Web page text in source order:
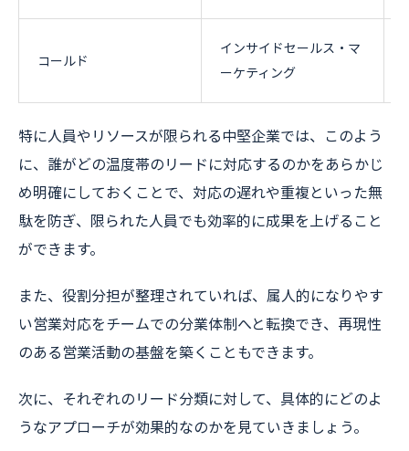
コールド
インサイドセールス・マ
ーケティング
特に人員やリソースが限られる中堅企業では、このよう
に、誰がどの温度帯のリードに対応するのかをあらかじ
め明確にしておくことで、対応の遅れや重複といった無
駄を防ぎ、限られた人員でも効率的に成果を上げること
ができます。
また、役割分担が整理されていれば、属人的になりやす
い営業対応をチームでの分業体制へと転換でき、再現性
のある営業活動の基盤を築くこともできます。
次に、それぞれのリード分類に対して、具体的にどのよ
うなアプローチが効果的なのかを見ていきましょう。